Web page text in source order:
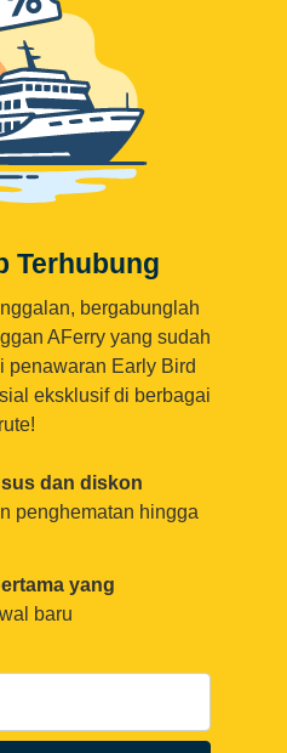
Terhubung
bergabunglah
AFerry yang sudah
penawaran Early Bird
eksklusif di berbagai
rute!
dan diskon
penghematan hingga
yang
baru